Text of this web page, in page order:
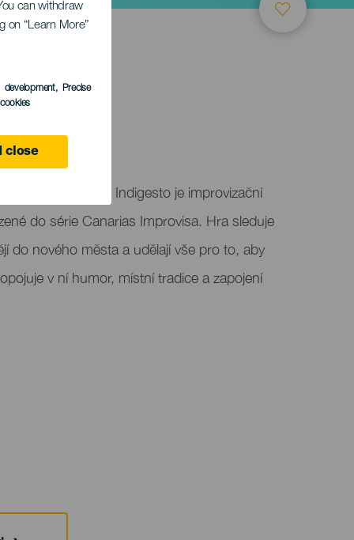
can withdraw
on “Learn More”
development, Precise
close
Teatro Indigesto je improvizační
do série Canarias Improvisa. Hra sleduje
do nového města a udělají vše pro to, aby
v ní humor, místní tradice a zapojení